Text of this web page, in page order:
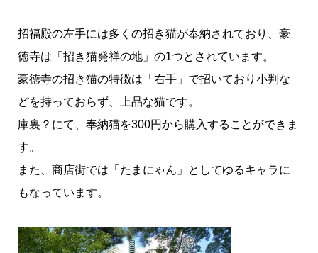
招福殿の左手には多くの招き猫が奉納されており、豪
徳寺は「招き猫発祥の地」の1つとされています。
豪徳寺の招き猫の特徴は「右手」で招いており小判な
どを持っておらず、上品な猫です。
庫裏？にて、奉納猫を300円から購入することができま
す。
また、商店街では「たまにゃん」としてゆるキャラに
もなっています。